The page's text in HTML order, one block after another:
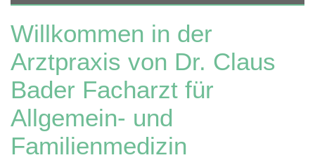
Willkommen in der
Arztpraxis von Dr. Claus
Bader Facharzt für
Allgemein- und
Familienmedizin